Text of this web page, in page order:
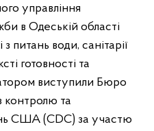
в Одеській області
питань води, санітарії
готовності та
виступили Бюро
контролю та
США (CDC) за участю